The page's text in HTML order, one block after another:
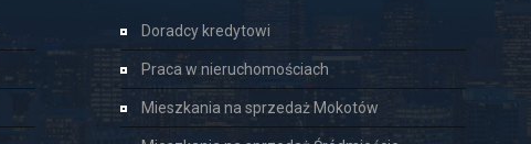
Doradcy kredytowi
Praca w nieruchomościach
Mieszkania na sprzedaż Mokotów